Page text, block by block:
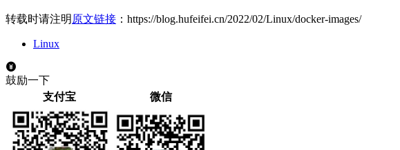
在打开的文本编辑器最后添加如下一行，然后保存退出。
1 0 1 * * * docker image prune -a --force --filter
然后执行下面的命令使定时任务生效。
1 systemctl restart crond.service
转载时请注明 原文链接 ：https://blog.hufeifei.cn/2022/02/Linux/docker-images/
Linux
鼓励一下
支付宝
微信